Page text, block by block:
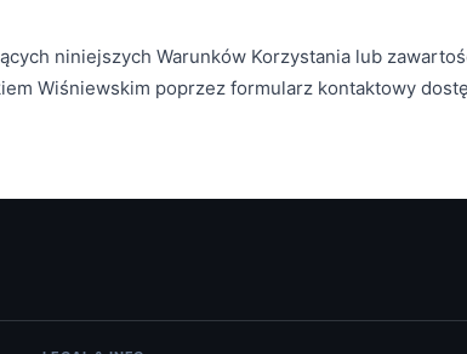
niniejszych Warunków Korzystania lub
Wiśniewskim poprzez formularz kontaktowy